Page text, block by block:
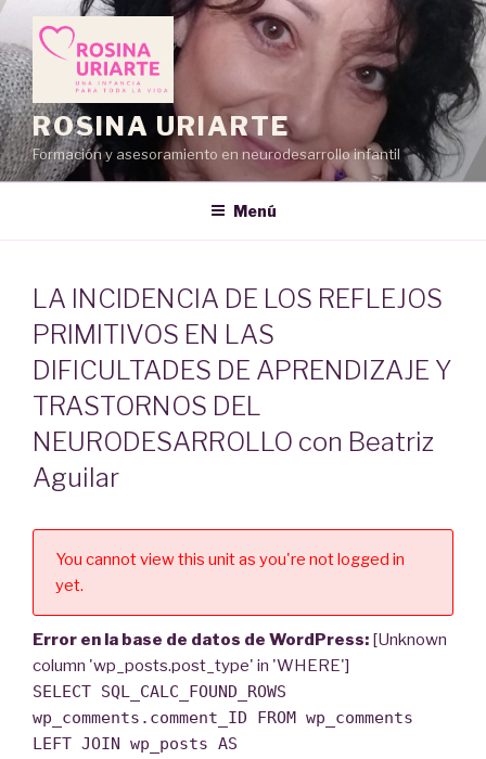
Saltar
al
contenido
ROSINA URIARTE
Formación y asesoramiento en neurodesarrollo infantil
Menú
LA INCIDENCIA DE LOS REFLEJOS
PRIMITIVOS EN LAS
DIFICULTADES DE APRENDIZAJE Y
TRASTORNOS DEL
NEURODESARROLLO con Beatriz
Aguilar
You cannot view this unit as you're not logged in
yet.
Error en la base de datos de WordPress: [Unknown
column 'wp_posts.post_type' in 'WHERE']
SELECT SQL_CALC_FOUND_ROWS
wp_comments.comment_ID FROM wp_comments
LEFT JOIN wp_posts AS